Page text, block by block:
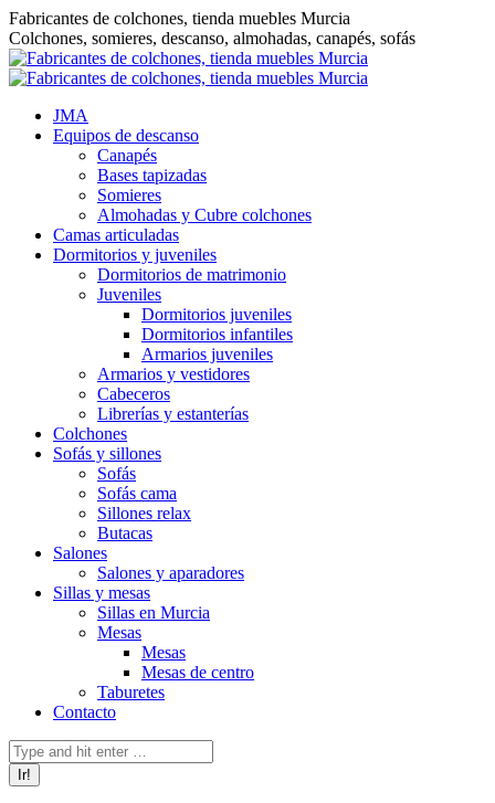
Saltar
al
contenido
Fabricantes de colchones, tienda muebles Murcia
Colchones, somieres, descanso, almohadas, canapés, sofás
JMA
Equipos de descanso
Canapés
Bases tapizadas
Somieres
Almohadas y Cubre colchones
Camas articuladas
Dormitorios y juveniles
Dormitorios de matrimonio
Juveniles
Dormitorios juveniles
Dormitorios infantiles
Armarios juveniles
Armarios y vestidores
Cabeceros
Librerías y estanterías
Colchones
Sofás y sillones
Sofás
Sofás cama
Sillones relax
Butacas
Salones
Salones y aparadores
Sillas y mesas
Sillas en Murcia
Mesas
Mesas
Mesas de centro
Taburetes
Contacto
Buscar: